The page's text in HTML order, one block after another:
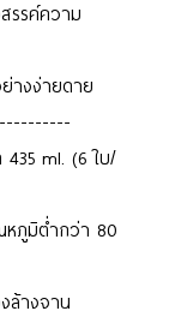
รรค์ความ
ย่างง่ายดาย
ml. (6 ใบ/
หภูมิต่ำกว่า 80
ล้างจาน